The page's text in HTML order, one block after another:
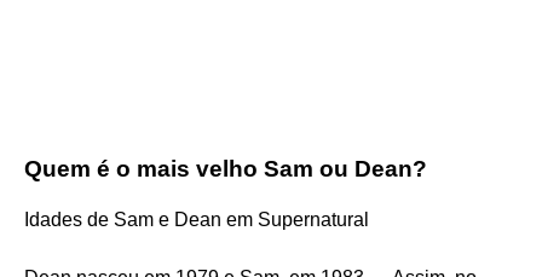
Quem é o mais velho Sam ou Dean?
Idades de Sam e Dean em Supernatural